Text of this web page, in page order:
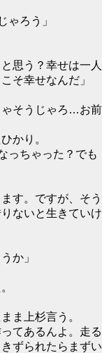
ゃろう」
思う？幸せは一人
そ幸せなんだ」
ゃそうじゃろ…お前
かり。
っちゃった？でも
す。ですが、そう
ないと生きていけ
か」
ま上杉言う。
てあるんよ。走る
ずられたらまずい